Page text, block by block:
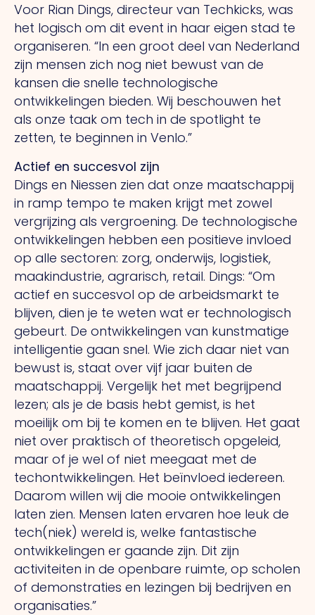
Voor Rian Dings, directeur van Techkicks, was
het logisch om dit event in haar eigen stad te
organiseren. “In een groot deel van Nederland
zijn mensen zich nog niet bewust van de
kansen die snelle technologische
ontwikkelingen bieden. Wij beschouwen het
als onze taak om tech in de spotlight te
zetten, te beginnen in Venlo.”
Actief en succesvol zijn
Dings en Niessen zien dat onze maatschappij
in ramp tempo te maken krijgt met zowel
vergrijzing als vergroening. De technologische
ontwikkelingen hebben een positieve invloed
op alle sectoren: zorg, onderwijs, logistiek,
maakindustrie, agrarisch, retail. Dings: “Om
actief en succesvol op de arbeidsmarkt te
blijven, dien je te weten wat er technologisch
gebeurt. De ontwikkelingen van kunstmatige
intelligentie gaan snel. Wie zich daar niet van
bewust is, staat over vijf jaar buiten de
maatschappij. Vergelijk het met begrijpend
lezen; als je de basis hebt gemist, is het
moeilijk om bij te komen en te blijven. Het gaat
niet over praktisch of theoretisch opgeleid,
maar of je wel of niet meegaat met de
techontwikkelingen. Het beïnvloed iedereen.
Daarom willen wij die mooie ontwikkelingen
laten zien. Mensen laten ervaren hoe leuk de
tech(niek) wereld is, welke fantastische
ontwikkelingen er gaande zijn. Dit zijn
activiteiten in de openbare ruimte, op scholen
of demonstraties en lezingen bij bedrijven en
organisaties.”